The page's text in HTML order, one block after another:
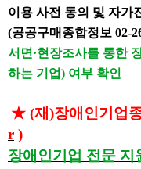
이용 사전 동의 및 자
(공공구매종합정보 02-
서면·현장조사를 통한
하는 기업) 여부 확인​
★ (재)장애인기업
r )
장애인기업 전문 지